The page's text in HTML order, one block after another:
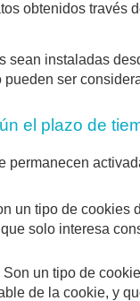
obtenidos través
sean instaladas
ser
el plazo de
permanecen
un tipo de cookies
solo interesa
Son un tipo de
de la cookie, y